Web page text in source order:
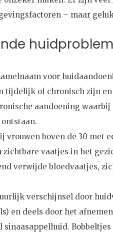
– maar
voor
tijdelijk of chronisch zijn
aandoening
vrouwen boven de 30 met
zichtbare vaatjes in het
verwijde bloedvaatjes,
verschijnsel door
en deels door het
sinaasappelhuid.